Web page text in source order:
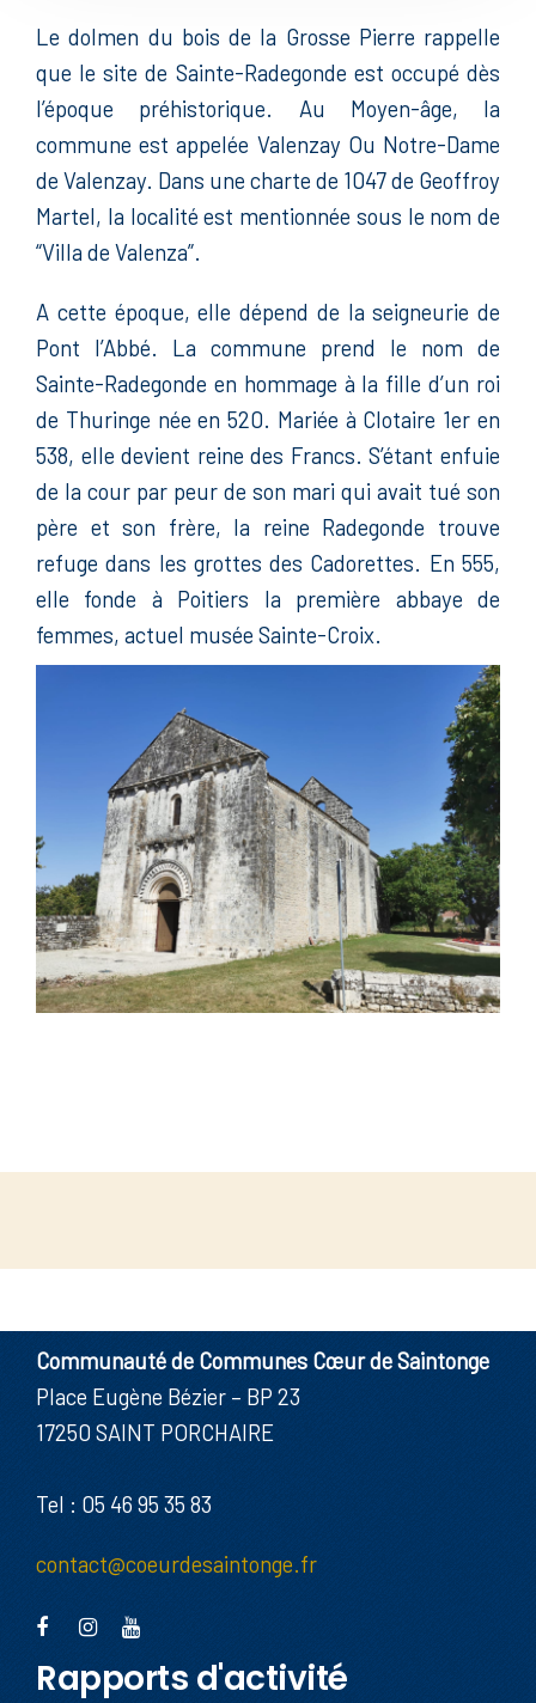
Le dolmen du bois de la Grosse Pierre rappelle
que le site de Sainte-Radegonde est occupé dès
l’époque préhistorique. Au Moyen-âge, la
commune est appelée Valenzay Ou Notre-Dame
de Valenzay. Dans une charte de 1047 de Geoffroy
Martel, la localité est mentionnée sous le nom de
“Villa de Valenza”.
A cette époque, elle dépend de la seigneurie de
Pont l’Abbé. La commune prend le nom de
Sainte-Radegonde en hommage à la fille d’un roi
de Thuringe née en 520. Mariée à Clotaire 1er en
538, elle devient reine des Francs. S’étant enfuie
de la cour par peur de son mari qui avait tué son
père et son frère, la reine Radegonde trouve
refuge dans les grottes des Cadorettes. En 555,
elle fonde à Poitiers la première abbaye de
femmes, actuel musée Sainte-Croix.
Communauté de Communes Cœur de Saintonge
Place Eugène Bézier – BP 23
17250 SAINT PORCHAIRE
Tel : 05 46 95 35 83
contact@coeurdesaintonge.fr
Rapports d'activité